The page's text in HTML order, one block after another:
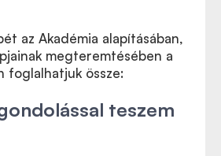
az Akadémia alapításában,
megteremtésében a
foglalhatjuk össze:
teszem